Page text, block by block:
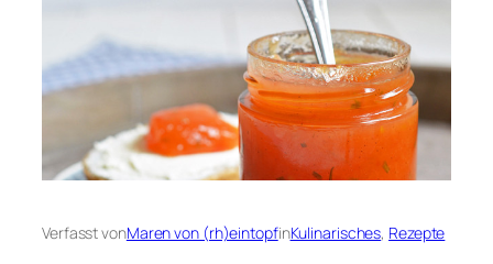
Verfasst vonMaren von (rh)eintopfinKulinarisches, Rezepte